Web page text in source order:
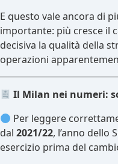
E questo vale ancora di
importante: più cresce il
decisiva la qualità della
operazioni
Il Milan nei numeri:
Per leggere
dal 2021/22, l’anno dello
esercizio prima del